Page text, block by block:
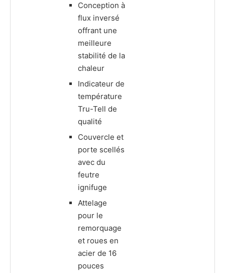
Conception à
flux inversé
offrant une
meilleure
stabilité de la
chaleur
Indicateur de
température
Tru-Tell de
qualité
Couvercle et
porte scellés
avec du
feutre
ignifuge
Attelage
pour le
remorquage
et roues en
acier de 16
pouces